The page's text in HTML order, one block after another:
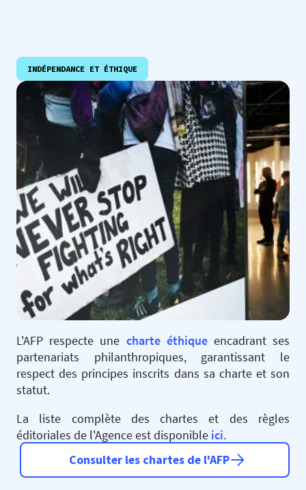
INDÉPENDANCE ET ÉTHIQUE
L'AFP respecte une charte éthiqueencadrant ses
partenariats philanthropiques, garantissant le
respect des principes inscrits dans sa charte et son
statut.
La liste complète des chartes et des règles
éditoriales de l'Agence est disponible ici.
Consulter les chartes de l'AFP